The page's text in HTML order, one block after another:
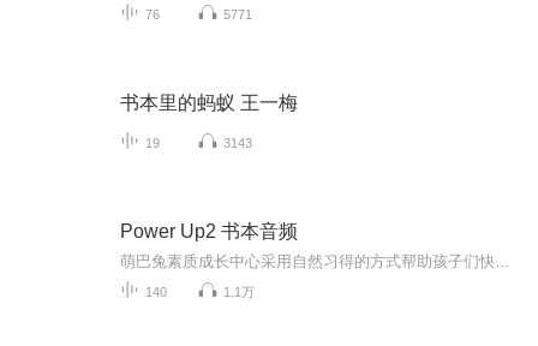
76 5771
书本里的蚂蚁 王一梅
19 3143
Power Up2 书本音频
140 1.1万